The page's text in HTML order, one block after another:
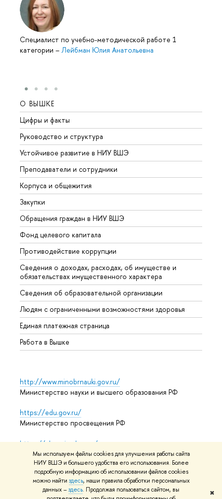
Мы используем файлы cookies для улучшения работы сайта
НИУ ВШЭ и большего удобства его использования. Более
подробную информацию об использовании файлов cookies
можно найти здесь, наши правила обработки персональных
данных –здесь. Продолжая пользоваться сайтом, вы
✖
Специалист по учебно-методической работе 1
категории – Лейбман Юлия Анатольевна
О ВЫШКЕ
Цифры и факты
Руководство и структура
Устойчивое развитие в НИУ ВШЭ
Преподаватели и сотрудники
Корпуса и общежития
Закупки
Обращения граждан в НИУ ВШЭ
Фонд целевого капитала
Противодействие коррупции
Сведения о доходах, расходах, об имуществе и
обязательствах имущественного характера
Сведения об образовательной организации
Людям с ограниченными возможностями здоровья
Единая платежная страница
Работа в Вышке
http://www.minobrnauki.gov.ru/
Министерство науки и высшего образования РФ
https://edu.gov.ru/
Министерство просвещения РФ
https://elearning.hse.ru/mooc
Массовые открытые онлайн-курсы
© НИУ ВШЭ 1993–2026 Адреса и контактыУсловия